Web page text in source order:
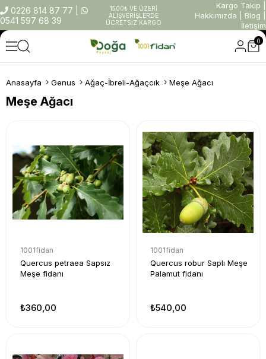
0226 814 87 77
0541 597 68 39
1500₺ VE ÜZERİ
ALIŞVERİŞLERDE
ÜCRETSİZ KARGO
Kargo Takip
Hakkımızda
Blog
İletişim
0
Anasayfa Genus Ağaç-İbreli-Ağaçcık Meşe Ağacı
Meşe Ağacı
1001fidan
Quercus petraea Sapsız
Meşe fidanı
₺360,00
1001fidan
Quercus robur Saplı Meşe
Palamut fidanı
₺540,00